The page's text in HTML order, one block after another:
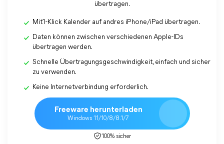
übertragen.
Mit1-Klick Kalender auf andres iPhone/iPad übertragen.
Daten können zwischen verschiedenen Apple-IDs
übertragen werden.
Schnelle Übertragungsgeschwindigkeit, einfach und sicher
zu verwenden.
Keine Internetverbindung erforderlich.
Freeware herunterladen
Windows 11/10/8/8.1/7
100% sicher